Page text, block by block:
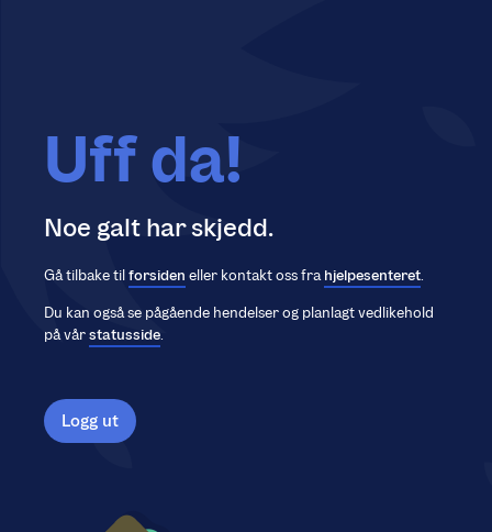
Uff da!
Noe galt har skjedd.
Gå tilbake tilforsiden eller kontakt oss frahjelpesenteret.
Du kan også se pågående hendelser og planlagt vedlikehold
på vårstatusside.
Logg ut